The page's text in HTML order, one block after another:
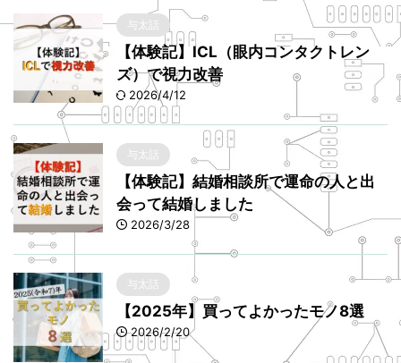
与太話
【体験記】ICL（眼内コンタクトレン
ズ）で視力改善
2026/4/12
与太話
【体験記】結婚相談所で運命の人と出
会って結婚しました
2026/3/28
与太話
【2025年】買ってよかったモノ8選
2026/2/20